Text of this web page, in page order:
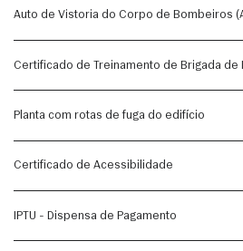
Auto de Vistoria do Corpo de Bombeiros
Certificado de Treinamento de Brigada de
Planta com rotas de fuga do edifício
Certificado de Acessibilidade
IPTU - Dispensa de Pagamento